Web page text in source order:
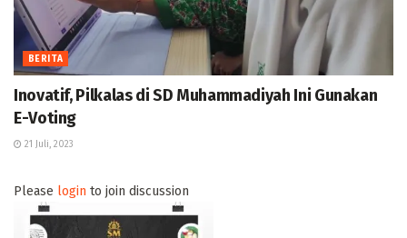
BERITA
Inovatif, Pilkalas di SD Muhammadiyah Ini Gunakan
E-Voting
21 Juli, 2023
Please login to join discussion